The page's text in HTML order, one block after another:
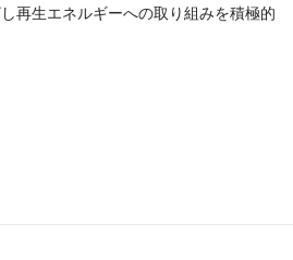
再生エネルギーへの取り組みを積極的